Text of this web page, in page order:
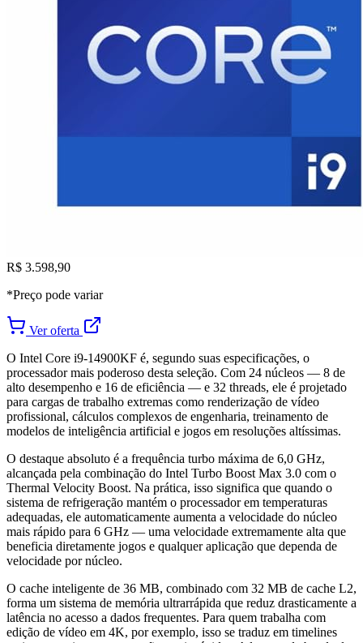
R$ 3.598,90
*Preço pode variar
Ver oferta
O Intel Core i9-14900KF é, segundo suas especificações, o
processador mais poderoso desta seleção. Com 24 núcleos — 8 de
alto desempenho e 16 de eficiência — e 32 threads, ele é projetado
para cargas de trabalho extremas como renderização de vídeo
profissional, cálculos complexos de engenharia, treinamento de
modelos de inteligência artificial e jogos em resoluções altíssimas.
O destaque absoluto é a frequência turbo máxima de 6,0 GHz,
alcançada pela combinação do Intel Turbo Boost Max 3.0 com o
Thermal Velocity Boost. Na prática, isso significa que quando o
sistema de refrigeração mantém o processador em temperaturas
adequadas, ele automaticamente aumenta a velocidade do núcleo
mais rápido para 6 GHz — uma velocidade extremamente alta que
beneficia diretamente jogos e qualquer aplicação que dependa de
velocidade por núcleo.
O cache inteligente de 36 MB, combinado com 32 MB de cache L2,
forma um sistema de memória ultrarrápida que reduz drasticamente a
latência no acesso a dados frequentes. Para quem trabalha com
edição de vídeo em 4K, por exemplo, isso se traduz em timelines